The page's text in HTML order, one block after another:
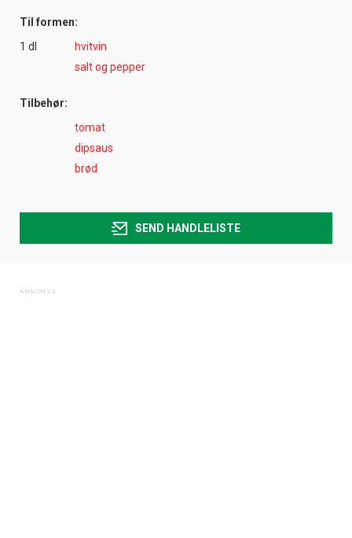
Til formen:
1 dl
hvitvin
salt og pepper
Tilbehør:
tomat
dipsaus
brød
SEND HANDLELISTE